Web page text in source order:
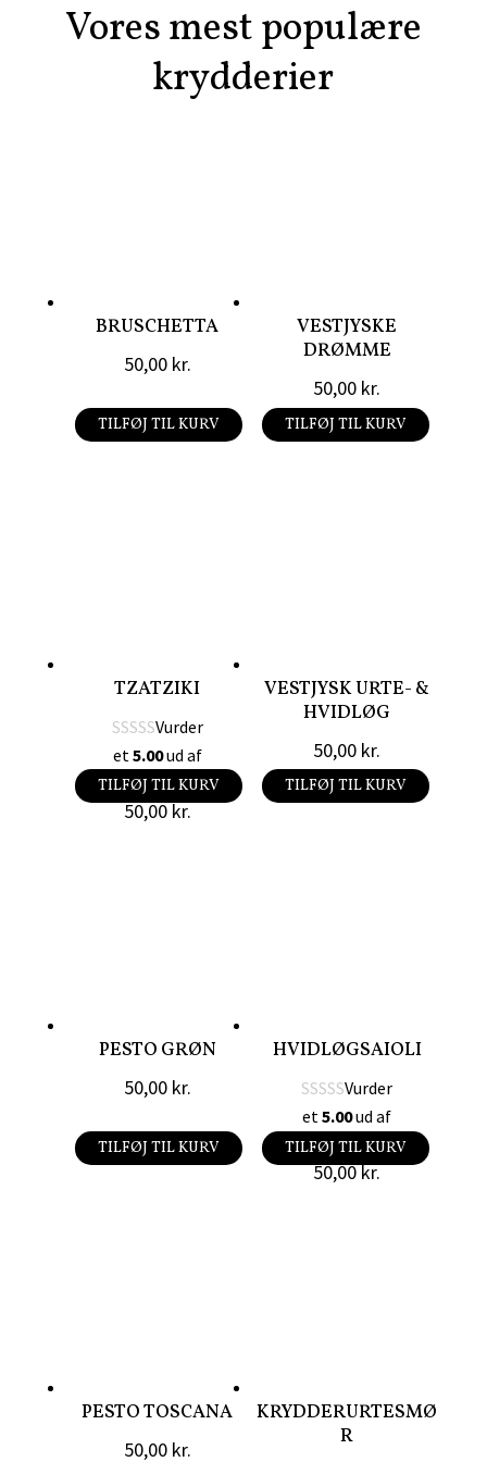
Vores mest populære
krydderier
BRUSCHETTA
50,00 kr.
TILFØJ TIL KURV
VESTJYSKE
DRØMME
50,00 kr.
TILFØJ TIL KURV
TZATZIKI
Vurder
et 5.00ud af
5
50,00kr.
TILFØJ TIL KURV
VESTJYSK URTE- &
HVIDLØG
50,00 kr.
TILFØJ TIL KURV
PESTO GRØN
50,00 kr.
TILFØJ TIL KURV
HVIDLØGSAIOLI
Vurder
et5.00ud af
5
50,00kr.
TILFØJ TIL KURV
PESTO TOSCANA
50,00 kr.
KRYDDERURTESMØ
R